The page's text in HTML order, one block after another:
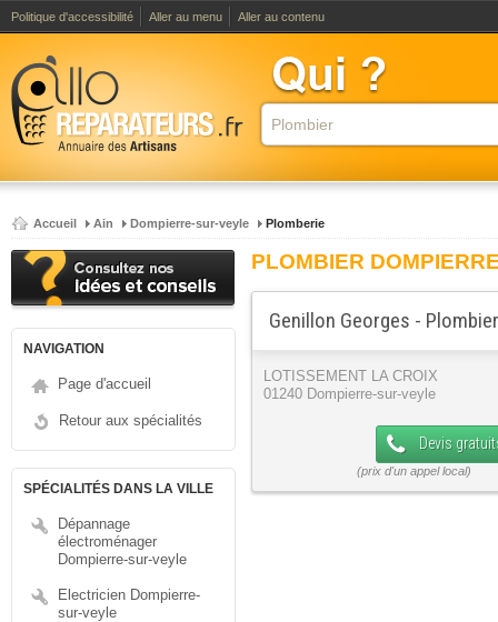
Politique d'accessibilité Aller au menu Aller au contenu
Accueil Ain Dompierre-sur-veyle Plomberie
NAVIGATION
Page d'accueil
Retour aux spécialités
SPÉCIALITÉS DANS LA VILLE
Dépannage
électroménager
Dompierre-sur-veyle
Electricien Dompierre-
sur-veyle
PLOMBIER
Genillon Georges - Plombier
LOTISSEMENT LA CROIX
01240 Dompierre-sur-veyle
Devis